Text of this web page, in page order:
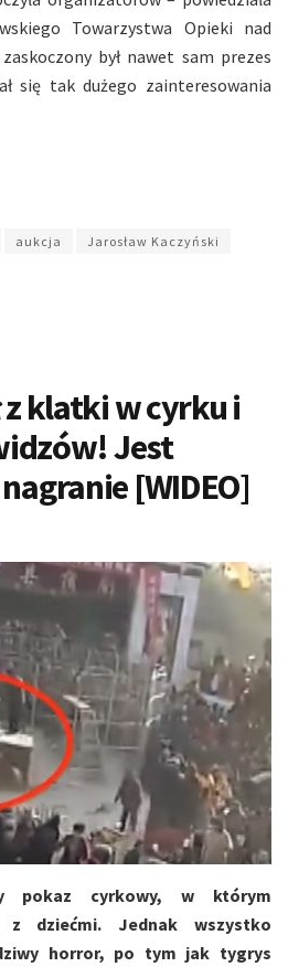
Towarzystwa Opieki nad
był nawet sam prezes
się tak dużego zainteresowania
aukcja
Jarosław Kaczyński
z klatki w cyrku i
Jest
[WIDEO]
pokaz cyrkowy, w którym
z dziećmi. Jednak wszystko
horror, po tym jak tygrys